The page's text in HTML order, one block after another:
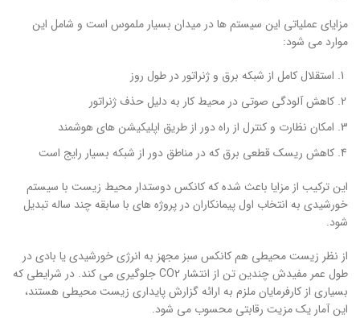
مزایای عملیاتی این سیستم ها در میدان بسیار ملموس است و شامل این
موارد می شود:
استقلال کامل از شبکه برق و ژنراتور در طول روز
کاهش آلودگی صوتی در محیط کار به دلیل حذف ژنراتور
امکان نظارت و کنترل از راه دور از طریق اپلیکیشن های هوشمند
کاهش ریسک قطعی برق که در مناطق دور از شبکه بسیار رایج است
این ترکیب از مزایا باعث شده که کانکس دوستدار محیط زیست با سیستم
خورشیدی به انتخاب اول پیمانکاران در پروژه های با سابقه چند ساله تبدیل
شود.
از نظر زیست محیطی هم کانکس سبز مجهز به انرژی خورشیدی یا بادی در
طول عمر مفیدش چندین تن از انتشار CO2 جلوگیری می کند. در شرایطی که
بسیاری از کارفرمایان ملزم به ارائه گزارش پایداری زیست محیطی هستند،
این آمار یک مزیت رقابتی محسوب می شود.